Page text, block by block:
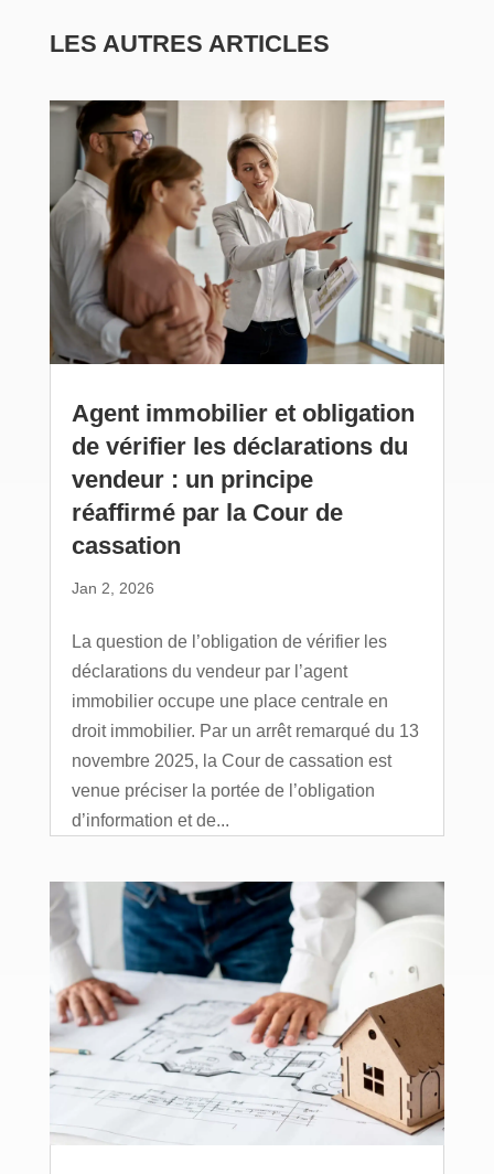
LES AUTRES ARTICLES
Agent immobilier et obligation
de vérifier les déclarations du
vendeur : un principe
réaffirmé par la Cour de
cassation
Jan 2, 2026
La question de l’obligation de vérifier les
déclarations du vendeur par l’agent
immobilier occupe une place centrale en
droit immobilier. Par un arrêt remarqué du 13
novembre 2025, la Cour de cassation est
venue préciser la portée de l’obligation
d’information et de...